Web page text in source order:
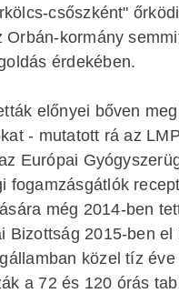
csőszként"
Orbán-kormány
érdekében.
előnyei bőven
- mutatott rá az
Európai
fogamzásgátlók
még 2014-ben
Bizottság 2015-ben el
közel tíz
a 72 és 120 órás